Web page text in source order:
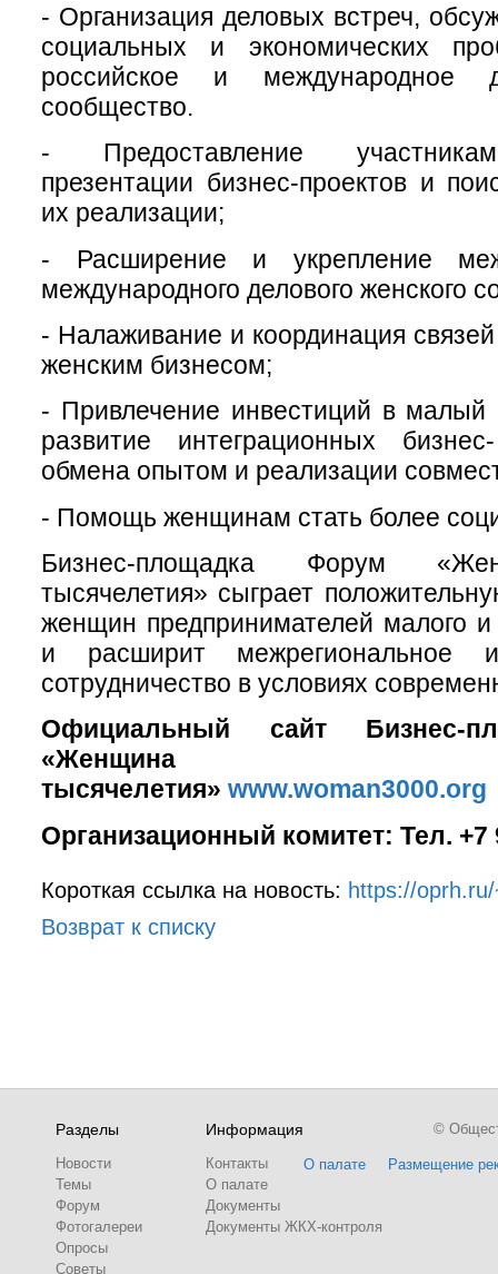
- Организация деловых встреч,
социальных и экономических
российское и международное
сообщество.
- Предоставление
презентации бизнес-проектов и
их реализации;
- Расширение и укрепление
международного делового женского
- Налаживание и координация
женским бизнесом;
- Привлечение инвестиций в малый
развитие интеграционных
обмена опытом и реализации
- Помощь женщинам стать более
Бизнес-площадка Форум
тысячелетия» сыграет
женщин предпринимателей малого и
и расширит межрегиональное
сотрудничество в условиях
Официальный сайт Бизнес-
«Женщина
тысячелетия» www.woman3000.org
Организационный комитет: Тел. +7
Короткая ссылка на новость: https://
Возврат к списку
Разделы
Новости
Темы
Форум
Фотогалереи
Опросы
Советы
Информация
Контакты
О палате
Документы
Документы ЖКХ-контроля
О палате Размещение
©